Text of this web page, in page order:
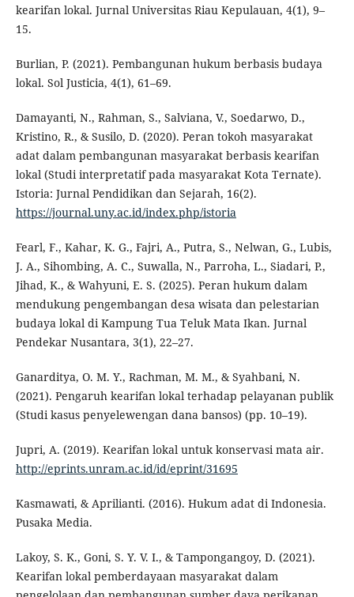
kearifan lokal. Jurnal Universitas Riau Kepulauan, 4(1), 9–
15.
Burlian, P. (2021). Pembangunan hukum berbasis budaya
lokal. Sol Justicia, 4(1), 61–69.
Damayanti, N., Rahman, S., Salviana, V., Soedarwo, D.,
Kristino, R., & Susilo, D. (2020). Peran tokoh masyarakat
adat dalam pembangunan masyarakat berbasis kearifan
lokal (Studi interpretatif pada masyarakat Kota Ternate).
Istoria: Jurnal Pendidikan dan Sejarah, 16(2).
https://journal.uny.ac.id/index.php/istoria
Fearl, F., Kahar, K. G., Fajri, A., Putra, S., Nelwan, G., Lubis,
J. A., Sihombing, A. C., Suwalla, N., Parroha, L., Siadari, P.,
Jihad, K., & Wahyuni, E. S. (2025). Peran hukum dalam
mendukung pengembangan desa wisata dan pelestarian
budaya lokal di Kampung Tua Teluk Mata Ikan. Jurnal
Pendekar Nusantara, 3(1), 22–27.
Ganarditya, O. M. Y., Rachman, M. M., & Syahbani, N.
(2021). Pengaruh kearifan lokal terhadap pelayanan publik
(Studi kasus penyelewengan dana bansos) (pp. 10–19).
Jupri, A. (2019). Kearifan lokal untuk konservasi mata air.
http://eprints.unram.ac.id/id/eprint/31695
Kasmawati, & Aprilianti. (2016). Hukum adat di Indonesia.
Pusaka Media.
Lakoy, S. K., Goni, S. Y. V. I., & Tampongangoy, D. (2021).
Kearifan lokal pemberdayaan masyarakat dalam